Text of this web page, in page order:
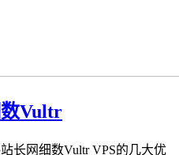
Vultr
长网细数Vultr VPS的几大优